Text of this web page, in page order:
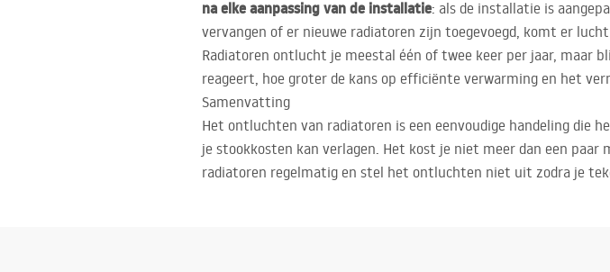
na elke aanpassing van de installatie: als de installatie is
vervangen of er nieuwe radiatoren zijn toegevoegd, komt er
Radiatoren ontlucht je meestal één of twee keer per jaar, maar
reageert, hoe groter de kans op efficiënte verwarming en het
Samenvatting
Het ontluchten van radiatoren is een eenvoudige handeling die
je stookkosten kan verlagen. Het kost je niet meer dan een
radiatoren regelmatig en stel het ontluchten niet uit zodra je